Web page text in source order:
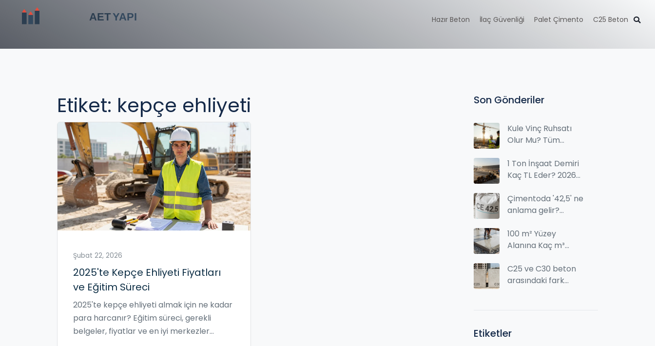
Hazır Beton İlaç Güvenliği Palet Çimento C25 Beton
Etiket: kepçe ehliyeti
Şubat 22, 2026
2025'te Kepçe Ehliyeti Fiyatları
ve Eğitim Süreci
2025'te kepçe ehliyeti almak için ne kadar
para harcanır? Eğitim süreci, gerekli
belgeler, fiyatlar ve en iyi merkezler
Son Gönderiler
Kule Vinç Ruhsatı
Olur Mu? Tüm
Belgeler
1 Ton İnşaat Demiri
Kaç TL Eder? 2026
Satın Alma İpuçları
Çimentoda '42,5' ne
anlama gelir?
inşaatta kullanımı
100 m² Yüzey
Alanına Kaç m³
Hesaplama ve
Pratik İpuçları
C25 ve C30 beton
arasındaki fark
Etiketler